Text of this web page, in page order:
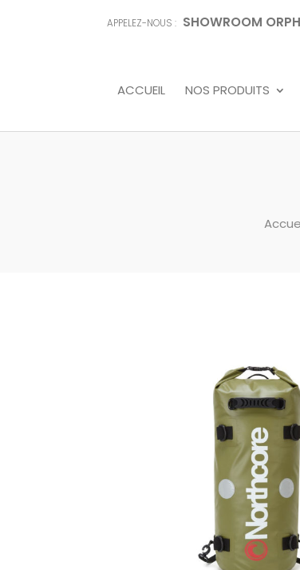
APPELEZ-NOUS : SHOWROOM
ACCUEIL NOS PRODUITS